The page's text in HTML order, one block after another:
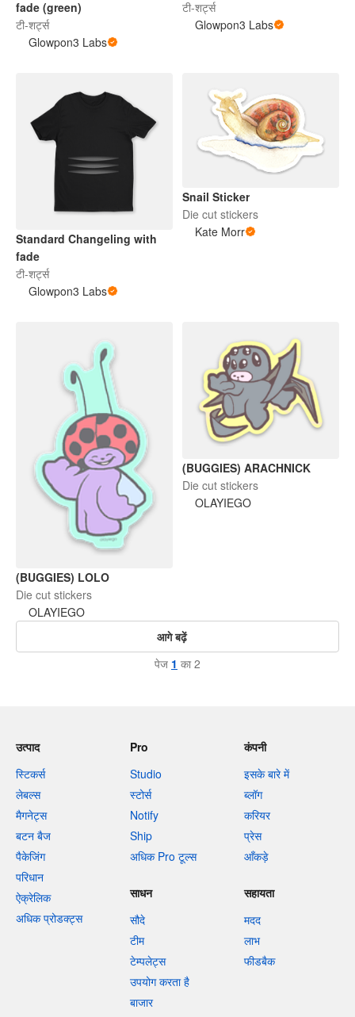
fade (green)
टी-शर्ट्स
Glowpon3 Labs
टी-शर्ट्स
Glowpon3 Labs
Standard Changeling with
fade
टी-शर्ट्स
Glowpon3 Labs
Snail Sticker
Die cut stickers
Kate Morr
(BUGGIES) LOLO
Die cut stickers
OLAYIEGO
(BUGGIES) ARACHNICK
Die cut stickers
OLAYIEGO
आगे बढ़ें
पेज 1 का 2
उत्पाद
स्टिकर्स
लेबल्स
मैगनेट्स
बटन बैज
पैकेजिंग
परिधान
ऐक्रेलिक
अधिक प्रोडक्ट्स
Pro
Studio
स्टोर्स
Notify
Ship
अधिक Pro टूल्स
कंपनी
इसके बारे में
ब्लॉग
करियर
प्रेस
आँकड़े
साधन
सौदे
टीम
टेम्पलेट्स
उपयोग करता है
बाजार
सहायता
मदद
लाभ
फीडबैक